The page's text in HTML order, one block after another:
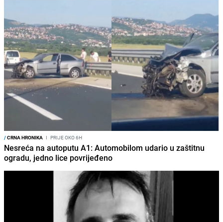
/CRNA HRONIKA I PRIJE OKO 6H
Nesreća na autoputu A1: Automobilom udario u zaštitnu
ogradu, jedno lice povrijeđeno